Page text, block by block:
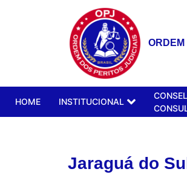
ORDEM
HOME INSTITUCIONAL
Jaraguá do